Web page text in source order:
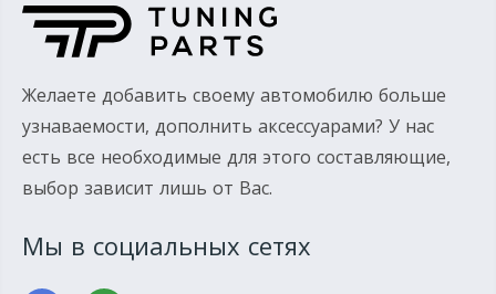
Желаете добавить своему автомобилю больше
узнаваемости, дополнить аксессуарами? У нас
есть все необходимые для этого составляющие,
выбор зависит лишь от Вас.
Мы в социальных сетях